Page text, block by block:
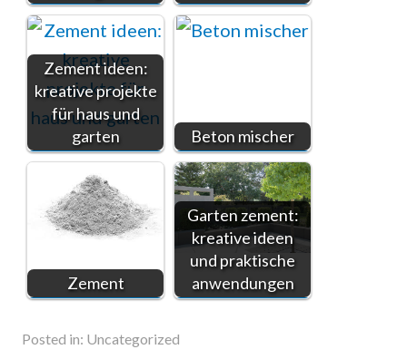
Zement ideen:
kreative projekte
für haus und
garten
Beton mischer
Zement
Garten zement:
kreative ideen
und praktische
anwendungen
Posted in: Uncategorized